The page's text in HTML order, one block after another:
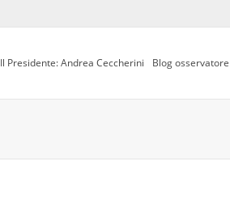
Il Presidente: Andrea Ceccherini Blog osservatore